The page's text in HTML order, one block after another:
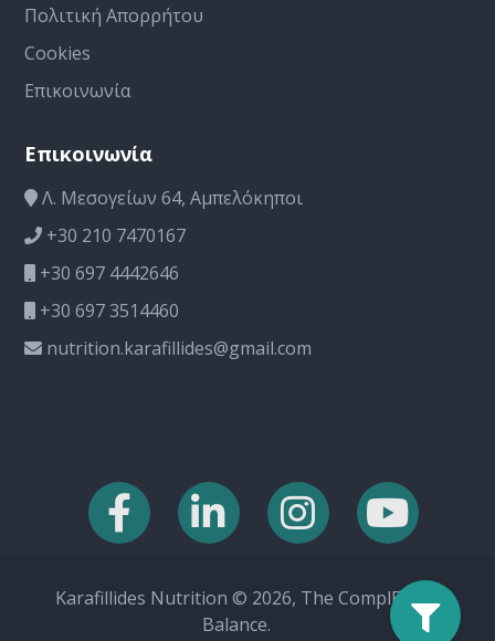
Πολιτική Απορρήτου
Cookies
Επικοινωνία
Επικοινωνία
Λ. Μεσογείων 64, Αμπελόκηποι
+30 210 7470167
+30 697 4442646
+30 697 3514460
nutrition.karafillides@gmail.com
Karafillides Nutrition © 2026, The ComplEat
Balance.